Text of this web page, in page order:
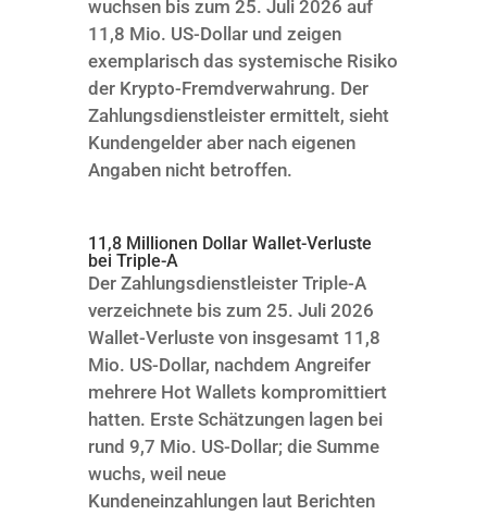
wuchsen bis zum 25. Juli 2026 auf
11,8 Mio. US-Dollar und zeigen
exemplarisch das systemische Risiko
der Krypto-Fremdverwahrung. Der
Zahlungsdienstleister ermittelt, sieht
Kundengelder aber nach eigenen
Angaben nicht betroffen.
11,8 Millionen Dollar Wallet-Verluste
bei Triple-A
Der Zahlungsdienstleister Triple-A
verzeichnete bis zum 25. Juli 2026
Wallet-Verluste von insgesamt 11,8
Mio. US-Dollar, nachdem Angreifer
mehrere Hot Wallets kompromittiert
hatten. Erste Schätzungen lagen bei
rund 9,7 Mio. US-Dollar; die Summe
wuchs, weil neue
Kundeneinzahlungen laut Berichten